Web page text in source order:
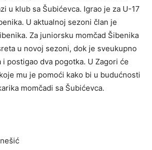
u klub sa Šubićevca. Igrao je za U-17
U aktualnoj sezoni član je
Za juniorsku momčad Šibenika
u novoj sezoni, dok je sveukupno
postigao dva pogotka. U Zagori će
mu je pomoći kako bi u budućnosti
momčadi sa Šubićevca.